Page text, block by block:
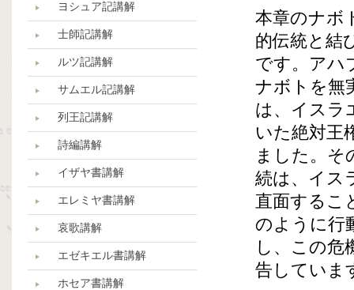
ヨシュア記講解
士師記講解
ルツ記講解
サムエル記講解
列王記講解
詩編講解
イザヤ書講解
エレミヤ書講解
哀歌講解
エゼキエル書講解
ホセア書講解
本章のナボ
的伝統と結
です。アハ
ナボトを無
は、イスラ
いた絶対王
ました。そ
続は、イス
直面するこ
のように行
し、この危
告していま